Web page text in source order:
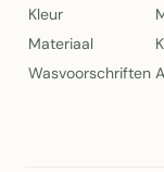
Kleur
Materiaal
Wasvoorschriften